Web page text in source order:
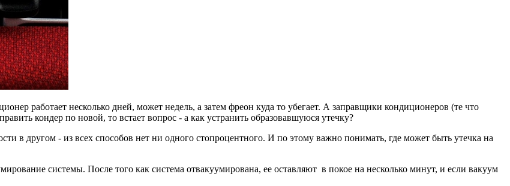
работает несколько дней, может недель, а затем фреон куда то убегает. А заправщики кондиционеров (те что
кондер по новой, то встает вопрос - а как устранить образовавшуюся утечку?
в другом - из всех способов нет ни одного стопроцентного. И по этому важно понимать, где может быть утечка на
системы. После того как система отвакуумирована, ее оставляют в покое на несколько минут, и если вакуум